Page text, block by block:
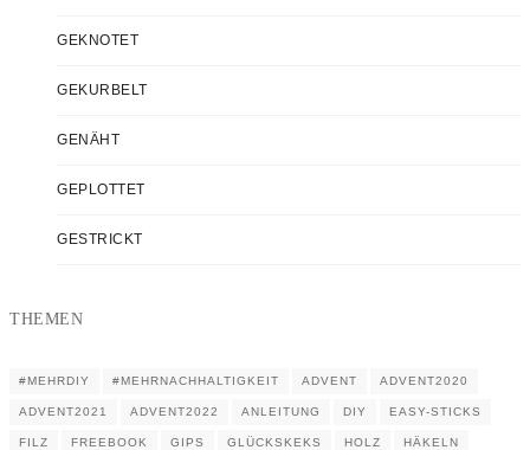
GEKNOTET
GEKURBELT
GENÄHT
GEPLOTTET
GESTRICKT
THEMEN
#MEHRDIY #MEHRNACHHALTIGKEIT ADVENT ADVENT2020
ADVENT2021 ADVENT2022 ANLEITUNG DIY EASY-STICKS
FILZ FREEBOOK GIPS GLÜCKSKEKS HOLZ HÄKELN